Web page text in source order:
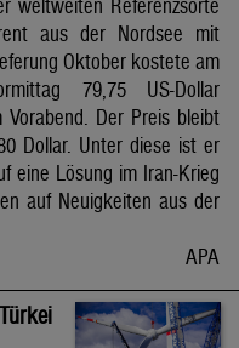
weltweiten Referenzsorte
aus der Nordsee mit
Oktober kostete am
79,75 US-Dollar
Der Preis bleibt
Dollar. Unter diese ist er
eine Lösung im Iran-Krieg
auf Neuigkeiten aus der
APA